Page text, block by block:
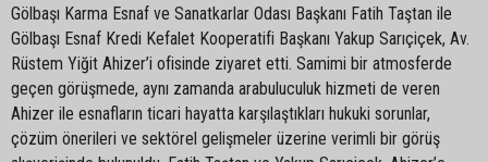
Gölbaşı Karma Esnaf ve Sanatkarlar Odası Başkanı Fatih Taştan ile
Gölbaşı Esnaf Kredi Kefalet Kooperatifi Başkanı Yakup Sarıçiçek, Av.
Rüstem Yiğit Ahizer’i ofisinde ziyaret etti. Samimi bir atmosferde
geçen görüşmede, aynı zamanda arabuluculuk hizmeti de veren
Ahizer ile esnafların ticari hayatta karşılaştıkları hukuki sorunlar,
çözüm önerileri ve sektörel gelişmeler üzerine verimli bir görüş